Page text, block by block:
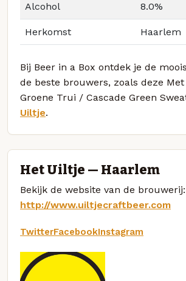
Alcohol 8.0%
Herkomst Haarlem
Bij Beer in a Box ontdek je de
de beste brouwers, zoals deze Met
Groene Trui / Cascade Green
Uiltje.
Het Uiltje — Haarlem
Bekijk de website van de brouwerij:
http://www.uiltjecraftbeer.com
TwitterFacebookInstagram